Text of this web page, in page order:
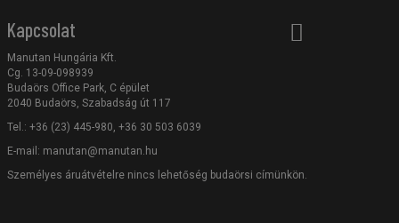
Kapcsolat
Manutan Hungária Kft.
Cg. 13-09-098939
Budaörs Office Park, C épület
2040 Budaörs, Szabadság út 117
Tel.: +36 (23) 445-980, +36 30 503 6039
E-mail: manutan@manutan.hu
Személyes áruátvételre nincs lehetőség budaörsi címünkön.